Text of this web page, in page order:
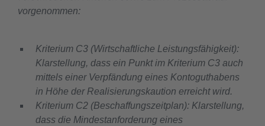
vorgenommen:
Kriterium C3 (Wirtschaftliche Leistungsfähigkeit):
Klarstellung, dass ein Punkt im Kriterium C3 auch
mittels einer Verpfändung eines Kontoguthabens
in Höhe der Realisierungskaution erreicht wird.
Kriterium C2 (Beschaffungszeitplan): Klarstellung,
dass die Mindestanforderung eines